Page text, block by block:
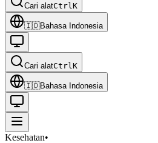
Cari alatCtrlK
🇮🇩Bahasa Indonesia
Cari alatCtrlK
🇮🇩Bahasa Indonesia
Kesehatan•